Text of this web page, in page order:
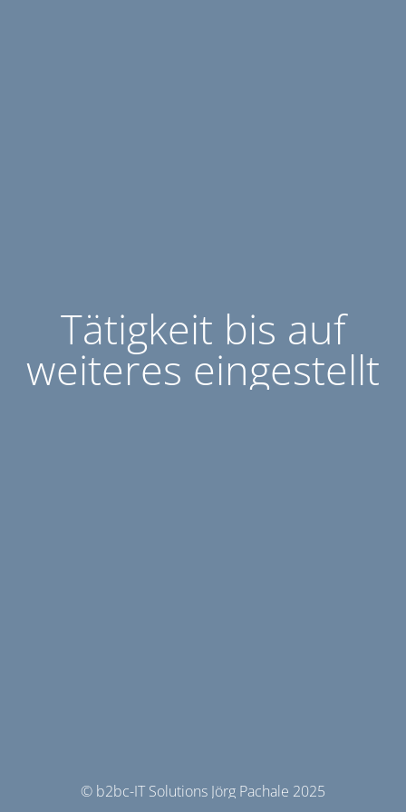
Tätigkeit bis auf
weiteres eingestellt
© b2bc-IT Solutions Jörg Pachale 2025